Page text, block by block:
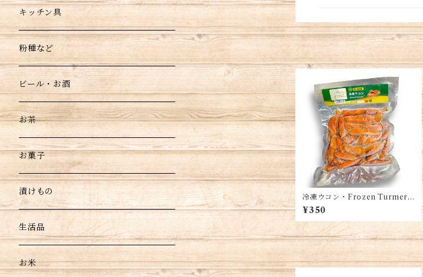
冷凍ウコン・Frozen Turmeri
c・Nghe dong lanh 250g
¥350
キッチン具
粉種など
ビール・お酒
お茶
お菓子
漬けもの
生活品
お米